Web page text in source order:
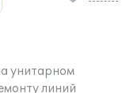
унитарном
линий